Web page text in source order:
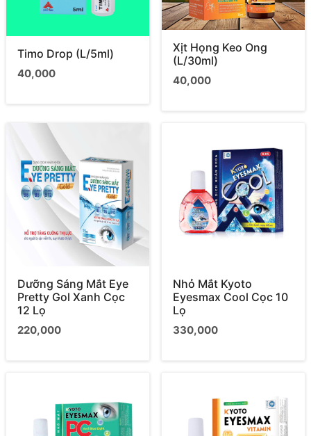
Timo Drop (L/5ml)
40,000
Xịt Họng Keo Ong
(L/30ml)
40,000
Dưỡng Sáng Mắt Eye
Pretty Gol Xanh Cọc
12 Lọ
220,000
Nhỏ Mắt Kyoto
Eyesmax Cool Cọc 10
Lọ
330,000